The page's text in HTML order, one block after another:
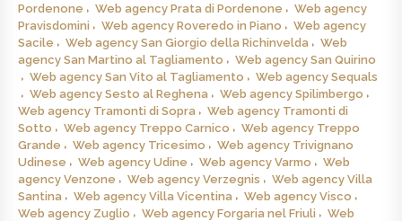
Pordenone
Web agency Prata di Pordenone
Web agency
Pravisdomini
Web agency Roveredo in Piano
Web agency
Sacile
Web agency San Giorgio della Richinvelda
Web
agency San Martino al Tagliamento
Web agency San Quirino
Web agency San Vito al Tagliamento
Web agency Sequals
Web agency Sesto al Reghena
Web agency Spilimbergo
Web agency Tramonti di Sopra
Web agency Tramonti di
Sotto
Web agency Treppo Carnico
Web agency Treppo
Grande
Web agency Tricesimo
Web agency Trivignano
Udinese
Web agency Udine Web agency Varmo
Web
agency Venzone
Web agency Verzegnis
Web agency Villa
Santina
Web agency Villa Vicentina
Web agency Visco
Web agency Zuglio
Web agency Forgaria nel Friuli
Web